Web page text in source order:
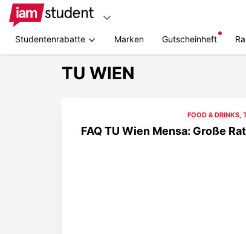
Studentenrabatte Marken Gutscheinheft
TU WIEN
FOOD & DRINKS,
FAQ TU Wien Mensa: Große